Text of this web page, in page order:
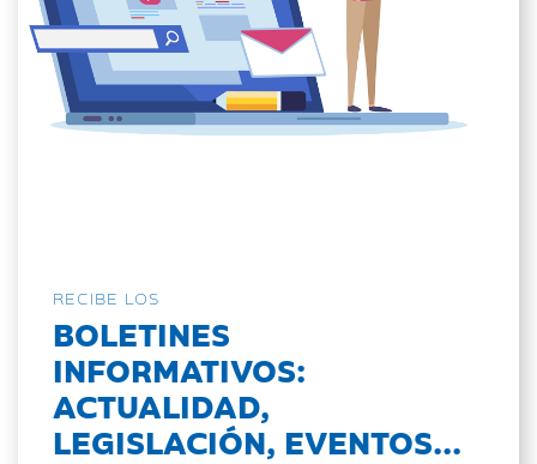
RECIBE LOS
BOLETINES
INFORMATIVOS:
ACTUALIDAD,
LEGISLACIÓN, EVENTOS...